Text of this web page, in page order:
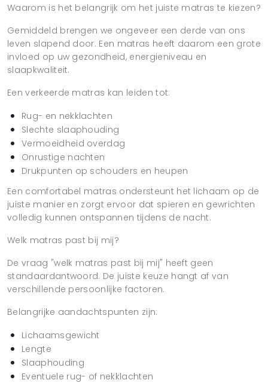
Waarom is het belangrijk om het juiste matras te kiezen?
Gemiddeld brengen we ongeveer een derde van ons
leven slapend door. Een matras heeft daarom een grote
invloed op uw gezondheid, energieniveau en
slaapkwaliteit.
Een verkeerde matras kan leiden tot:
Rug- en nekklachten
Slechte slaaphouding
Vermoeidheid overdag
Onrustige nachten
Drukpunten op schouders en heupen
Een comfortabel matras ondersteunt het lichaam op de
juiste manier en zorgt ervoor dat spieren en gewrichten
volledig kunnen ontspannen tijdens de nacht.
Welk matras past bij mij?
De vraag "welk matras past bij mij" heeft geen
standaardantwoord. De juiste keuze hangt af van
verschillende persoonlijke factoren.
Belangrijke aandachtspunten zijn:
Lichaamsgewicht
Lengte
Slaaphouding
Eventuele rug- of nekklachten